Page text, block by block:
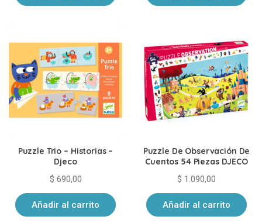
Puzzle Trio – Historias –
Djeco
$ 690,00
Añadir al carrito
Puzzle De Observación De
Cuentos 54 Piezas DJECO
$ 1.090,00
Añadir al carrito